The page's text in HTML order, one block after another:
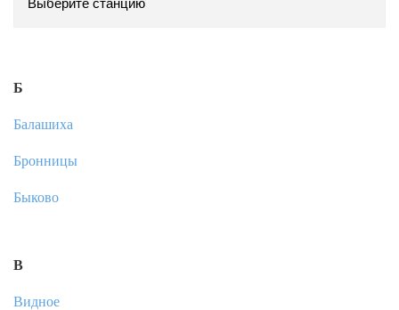
Б
Балашиха
Бронницы
Быково
В
Видное